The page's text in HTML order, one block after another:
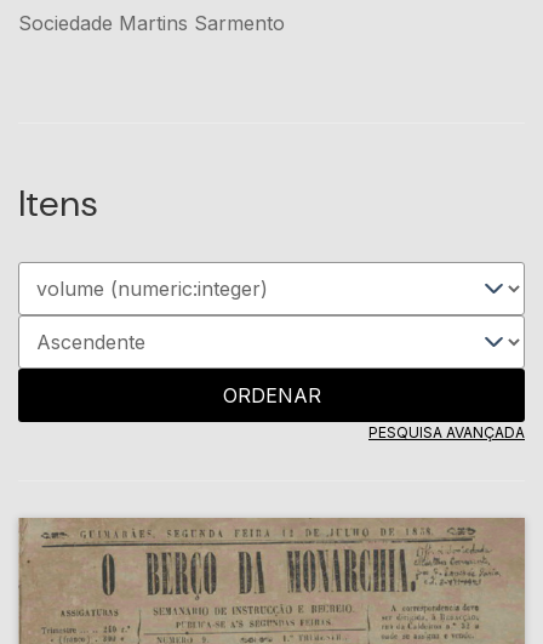
Sociedade Martins Sarmento
Itens
ORDENAR
PESQUISA AVANÇADA